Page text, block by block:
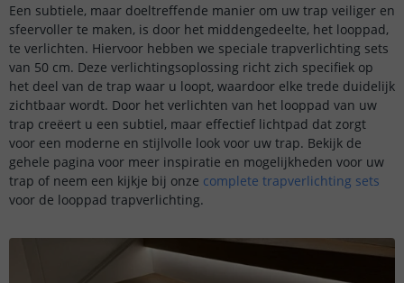
Een subtiele, maar doeltreffende manier om uw trap veiliger en
sfeervoller te maken, is door het middengedeelte, het looppad,
te verlichten. Hiervoor hebben we speciale trapverlichting sets
van 50 cm. Deze verlichtingsoplossing richt zich specifiek op
het deel van de trap waar u loopt, waardoor elke trede duidelijk
zichtbaar wordt. Door het verlichten van het looppad van uw
trap creëert u een subtiel, maar effectief lichtpad dat zorgt
voor een moderne en stijlvolle look voor uw trap. Bekijk de
gehele pagina voor meer inspiratie en mogelijkheden voor uw
trap of neem een kijkje bij onze complete trapverlichting sets
voor de looppad trapverlichting.